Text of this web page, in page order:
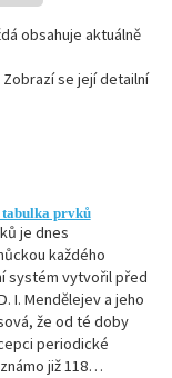
obsahuje aktuálně
se její detailní
prvků
je dnes
každého
systém vytvořil před
I. Mendělejev a jeho
že od té doby
periodické
již 118…